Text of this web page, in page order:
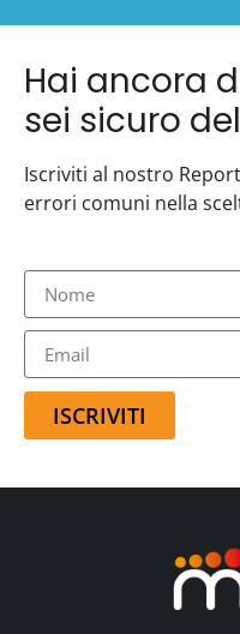
Hai ancora
sei sicuro
Iscriviti al nostro
errori comuni nella
ISCRIVITI